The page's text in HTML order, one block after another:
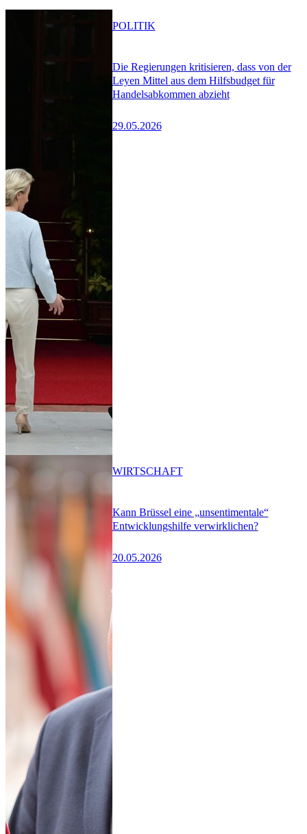
Die Regierungen kritisieren, dass von der
Leyen Mittel aus dem Hilfsbudget für
Handelsabkommen abzieht
29.05.2026
POLITIK
Kann Brüssel eine „unsentimentale“
Entwicklungshilfe verwirklichen?
20.05.2026
WIRTSCHAFT